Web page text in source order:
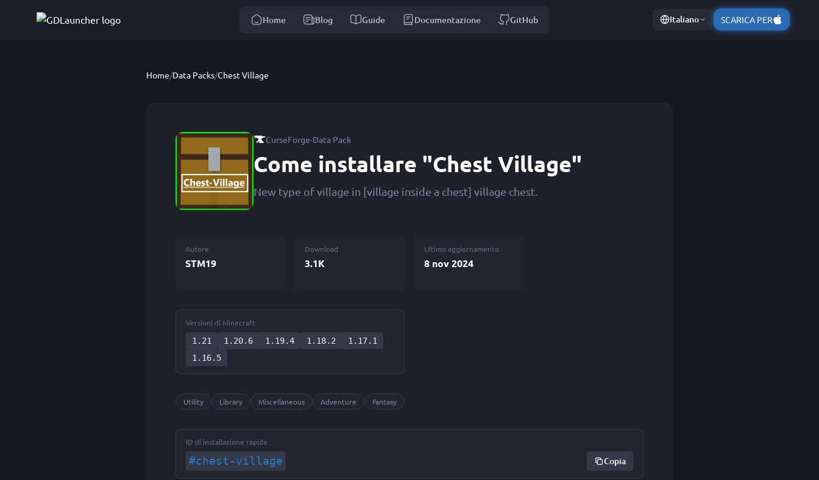
Home Blog Guide Documentazione GitHub Italiano SCARICA PER
Home/Data Packs/Chest Village
CurseForge·Data Pack
Come installare "Chest Village"
New type of village in [village inside a chest] village chest.
Autore
STM19
Download
3.1K
Ultimo aggiornamento
8 nov 2024
Versioni di Minecraft
1.21
1.20.6 1.19.4 1.18.2
1.17.1
1.16.5
Utility Library Miscellaneous Adventure Fantasy
ID di installazione rapida
#chest-village Copia